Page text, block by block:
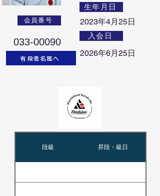
会員番号
033-00090
有段者名鑑へ
生年月日
2023年4月25日
入会日
2026年6月25日
段級 昇段・級日